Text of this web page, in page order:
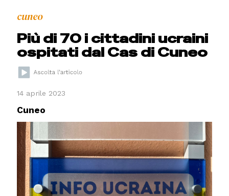
cuneo
Più di 70 i cittadini ucraini
ospitati dal Cas di Cuneo
14 aprile 2023
Cuneo